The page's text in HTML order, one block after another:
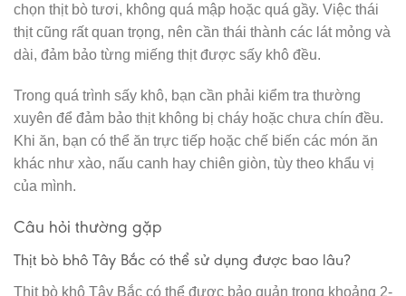
chọn thịt bò tươi, không quá mập hoặc quá gầy. Việc thái
thịt cũng rất quan trọng, nên cần thái thành các lát mỏng và
dài, đảm bảo từng miếng thịt được sấy khô đều.
Trong quá trình sấy khô, bạn cần phải kiểm tra thường
xuyên để đảm bảo thịt không bị cháy hoặc chưa chín đều.
Khi ăn, bạn có thể ăn trực tiếp hoặc chế biến các món ăn
khác như xào, nấu canh hay chiên giòn, tùy theo khẩu vị
của mình.
Câu hỏi thường gặp
Thịt bò bhô Tây Bắc có thể sử dụng được bao lâu?
Thịt bò khô Tây Bắc có thể được bảo quản trong khoảng 2-